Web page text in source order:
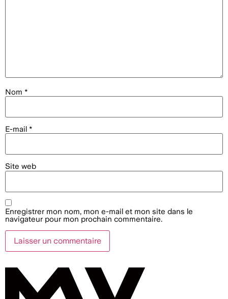
Nom *
E-mail *
Site web
Enregistrer mon nom, mon e-mail et mon site dans le
navigateur pour mon prochain commentaire.